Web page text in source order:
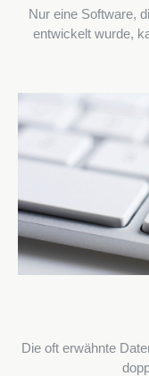
Nur eine Software,
entwickelt wurde,
Die oft erwähnte